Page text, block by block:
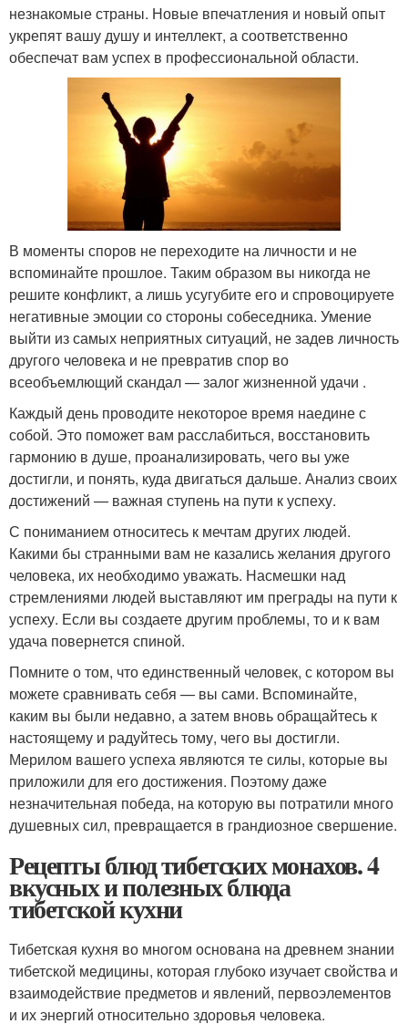
незнакомые страны. Новые впечатления и новый опыт
укрепят вашу душу и интеллект, а соответственно
обеспечат вам успех в профессиональной области.
В моменты споров не переходите на личности и не
вспоминайте прошлое. Таким образом вы никогда не
решите конфликт, а лишь усугубите его и спровоцируете
негативные эмоции со стороны собеседника. Умение
выйти из самых неприятных ситуаций, не задев личность
другого человека и не превратив спор во
всеобъемлющий скандал — залог жизненной удачи .
Каждый день проводите некоторое время наедине с
собой. Это поможет вам расслабиться, восстановить
гармонию в душе, проанализировать, чего вы уже
достигли, и понять, куда двигаться дальше. Анализ своих
достижений — важная ступень на пути к успеху.
С пониманием относитесь к мечтам других людей.
Какими бы странными вам не казались желания другого
человека, их необходимо уважать. Насмешки над
стремлениями людей выставляют им преграды на пути к
успеху. Если вы создаете другим проблемы, то и к вам
удача повернется спиной.
Помните о том, что единственный человек, с котором вы
можете сравнивать себя — вы сами. Вспоминайте,
каким вы были недавно, а затем вновь обращайтесь к
настоящему и радуйтесь тому, чего вы достигли.
Мерилом вашего успеха являются те силы, которые вы
приложили для его достижения. Поэтому даже
незначительная победа, на которую вы потратили много
душевных сил, превращается в грандиозное свершение.
Рецепты блюд тибетских монахов. 4
вкусных и полезных блюда
тибетской кухни
Тибетская кухня во многом основана на древнем знании
тибетской медицины, которая глубоко изучает свойства и
взаимодействие предметов и явлений, первоэлементов
и их энергий относительно здоровья человека.